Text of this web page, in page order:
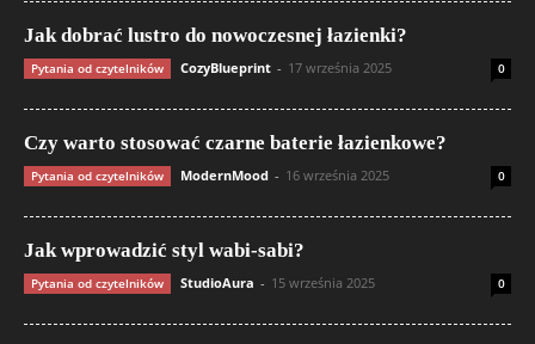
Jak dobrać lustro do nowoczesnej łazienki?
Pytania od czytelników CozyBlueprint - 17 września 2025 0
Czy warto stosować czarne baterie łazienkowe?
Pytania od czytelników ModernMood - 16 września 2025 0
Jak wprowadzić styl wabi-sabi?
Pytania od czytelników StudioAura - 15 września 2025 0